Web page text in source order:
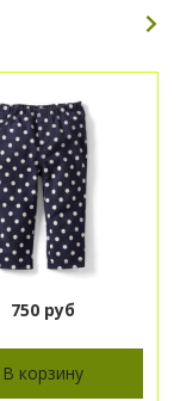
750 руб
В корзину